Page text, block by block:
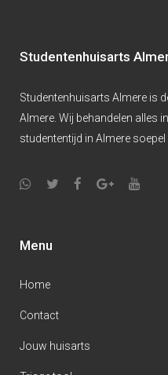
Studentenhuisarts
Studentenhuisarts Almere is
Almere. Wij behandelen alles
studententijd in Almere soepel
Menu
Home
Contact
Jouw huisarts